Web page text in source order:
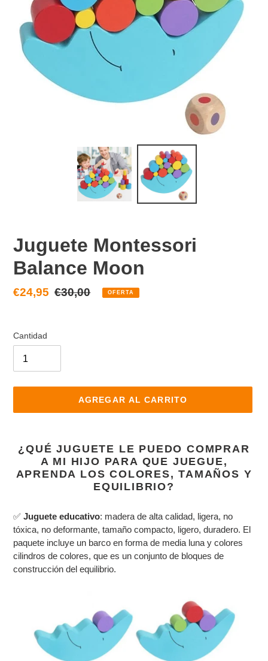
Juguete Montessori
Balance Moon
Precio
€24,95 Precio
€30,00 OFERTA
Cantidad
AGREGAR AL CARRITO
producto
compra
¿QUÉ JUGUETE LE PUEDO COMPRAR
A MI HIJO PARA QUE JUEGUE,
APRENDA LOS COLORES, TAMAÑOS Y
EQUILIBRIO?
✅ Juguete educativo: madera de alta calidad, ligera, no
tóxica, no deformante, tamaño compacto, ligero, duradero. El
paquete incluye un barco en forma de media luna y colores
cilindros de colores, que es un conjunto de bloques de
construcción del equilibrio.